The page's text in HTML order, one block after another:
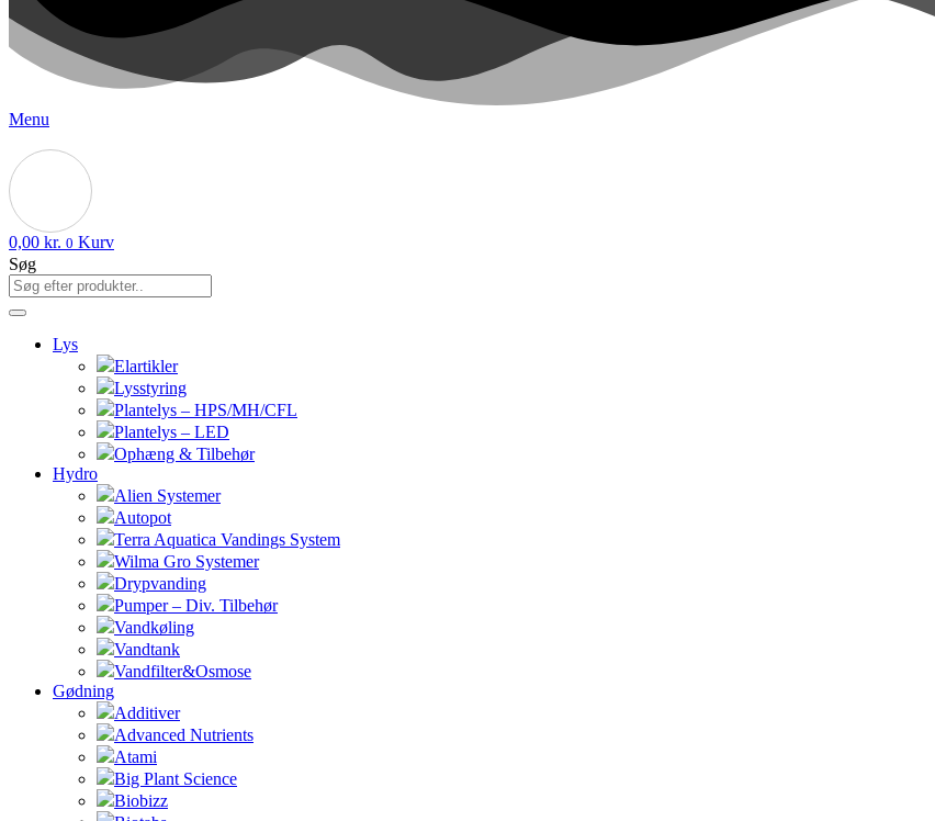
Menu
0,00 kr. 0 Kurv
Søg
Lys
Elartikler
Lysstyring
Plantelys – HPS/MH/CFL
Plantelys – LED
Ophæng & Tilbehør
Hydro
Alien Systemer
Autopot
Terra Aquatica Vandings System
Wilma Gro Systemer
Drypvanding
Pumper – Div. Tilbehør
Vandkøling
Vandtank
Vandfilter&Osmose
Gødning
Additiver
Advanced Nutrients
Atami
Big Plant Science
Biobizz